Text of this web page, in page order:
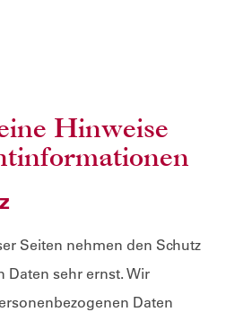
Hinweise
Seiten nehmen den Schutz
Daten sehr ernst. Wir
Daten